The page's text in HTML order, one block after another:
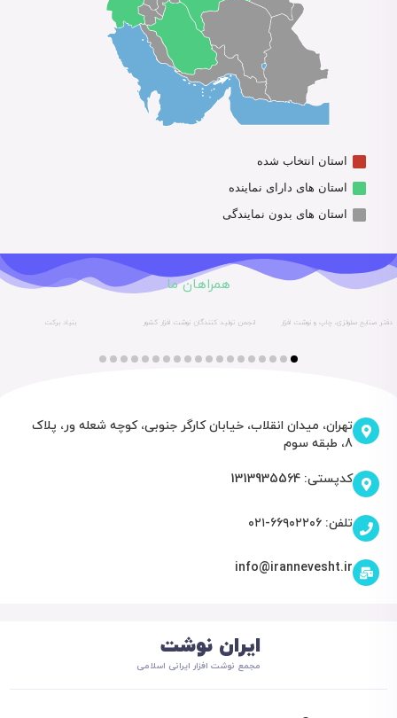
استان انتخاب شده
استان های دارای نماینده
استان های بدون نمایندگی
همراهان ما
دفتر صنایع سلولزی، چاپ و نوشت افزار
انجمن تولید کنندگان نوشت افزار کشور بنیاد برکت
تهران، میدان انقلاب، خیابان کارگر جنوبی، کوچه شعله ور، پلاک
8، طبقه سوم
کدپستی: 1313935564
تلفن: ۶۶۹۰۲۲۰۶-۰۲۱
info@irannevesht.ir
ایران نوشت
مجمع نوشت افزار ایرانی اسلامی